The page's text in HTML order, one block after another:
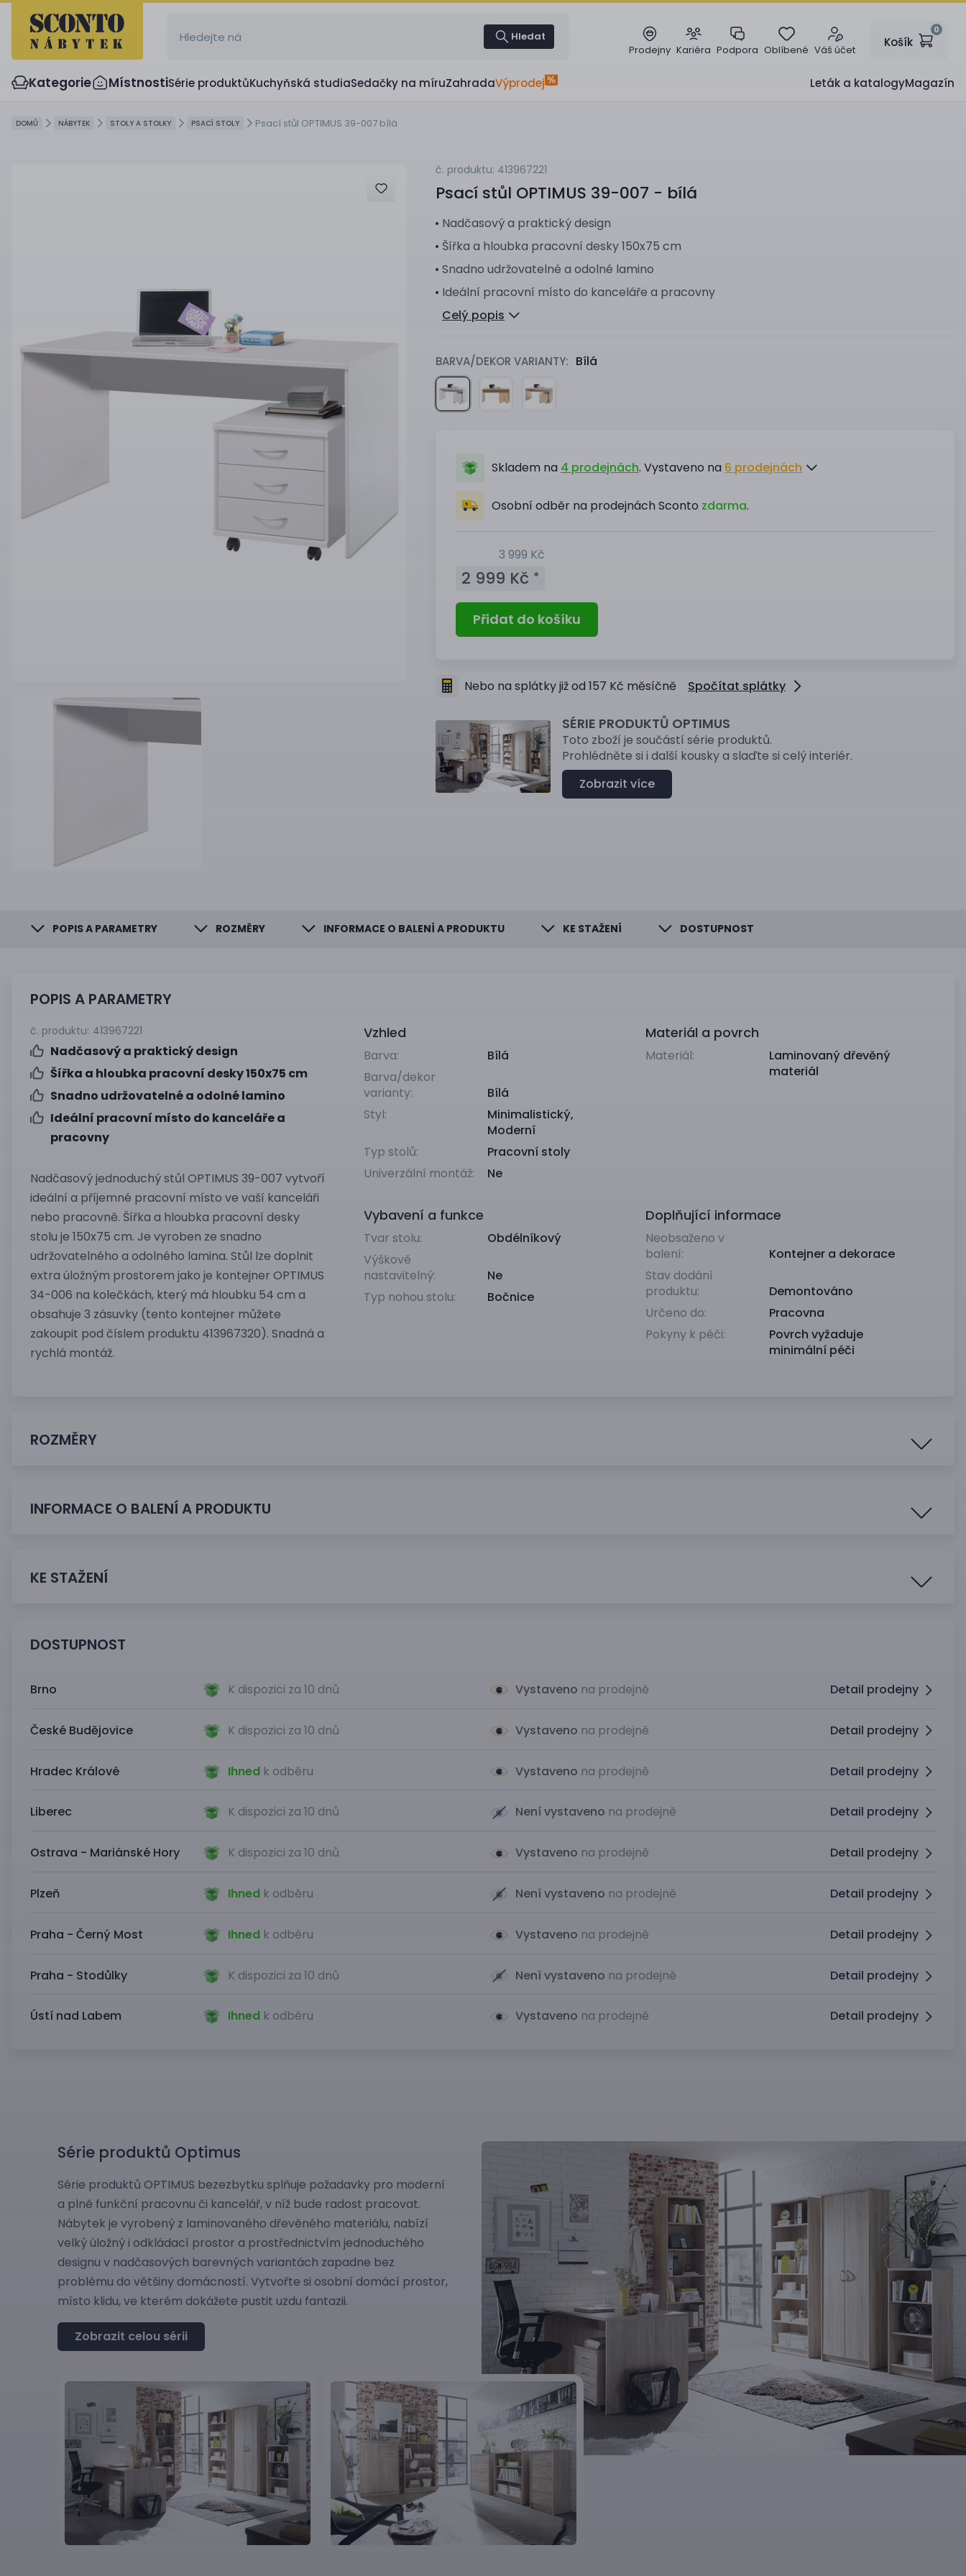
Hledat
Prodejny Kariéra Podpora Oblíbené Váš účet
Košík
0
Kategorie MístnostiSérie produktůKuchyňská studiaSedačky na míruZahradaVýprodej Leták a katalogyMagazín
DOMŮ NÁBYTEK STOLY A STOLKY PSACÍ STOLY Psací stůl OPTIMUS 39-007 bílá
č. produktu: 413967221
Psací stůl OPTIMUS 39-007 - bílá
Nadčasový a praktický design
Šířka a hloubka pracovní desky 150x75 cm
Snadno udržovatelné a odolné lamino
Ideální pracovní místo do kanceláře a pracovny
Celý popis
BARVA/DEKOR VARIANTY: Bílá
Skladem na 4 prodejnách. Vystaveno na 6 prodejnách
Osobní odběr na prodejnách Sconto zdarma.
3 999 Kč
2 999 Kč *
Přidat do košíku
Nebo na splátky již od 157 Kč měsíčně Spočítat splátky
SÉRIE PRODUKTŮ OPTIMUS
Toto zboží je součástí série produktů.
Prohlédněte si i další kousky a slaďte si celý interiér.
Zobrazit více
POPIS A PARAMETRY ROZMĚRY INFORMACE O BALENÍ A PRODUKTU KE STAŽENÍ DOSTUPNOST
POPIS A PARAMETRY
č. produktu: 413967221
Nadčasový a praktický design
Šířka a hloubka pracovní desky 150x75 cm
Snadno udržovatelné a odolné lamino
Ideální pracovní místo do kanceláře a
pracovny
Nadčasový jednoduchý stůl OPTIMUS 39-007 vytvoří
ideální a příjemné pracovní místo ve vaší kanceláři
nebo pracovně. Šířka a hloubka pracovní desky
stolu je 150x75 cm. Je vyroben ze snadno
udržovatelného a odolného lamina. Stůl lze doplnit
extra úložným prostorem jako je kontejner OPTIMUS
34-006 na kolečkách, který má hloubku 54 cm a
obsahuje 3 zásuvky (tento kontejner můžete
zakoupit pod číslem produktu 413967320). Snadná a
rychlá montáž.
Vzhled
Barva:
Bílá
Barva/dekor
varianty:
Bílá
Styl:
Minimalistický,
Moderní
Typ stolů:
Pracovní stoly
Univerzální montáž:
Ne
Materiál a povrch
Materiál:
Laminovaný dřevěný
materiál
Vybavení a funkce
Tvar stolu:
Obdélníkový
Výškově
nastavitelný:
Ne
Typ nohou stolu:
Bočnice
Doplňující informace
Neobsaženo v
balení:
Kontejner a dekorace
Stav dodání
produktu:
Demontováno
Určeno do:
Pracovna
Pokyny k péči:
Povrch vyžaduje
minimální péči
ROZMĚRY
INFORMACE O BALENÍ A PRODUKTU
KE STAŽENÍ
DOSTUPNOST
Brno K dispozici za 10 dnů Vystaveno na prodejně Detail prodejny
České Budějovice K dispozici za 10 dnů Vystaveno na prodejně Detail prodejny
Hradec Králové Ihned k odběru Vystaveno na prodejně Detail prodejny
Liberec K dispozici za 10 dnů Není vystaveno na prodejně Detail prodejny
Ostrava - Mariánské Hory K dispozici za 10 dnů Vystaveno na prodejně Detail prodejny
Plzeň Ihned k odběru Není vystaveno na prodejně Detail prodejny
Praha - Černý Most Ihned k odběru Vystaveno na prodejně Detail prodejny
Praha - Stodůlky K dispozici za 10 dnů Není vystaveno na prodejně Detail prodejny
Ústí nad Labem Ihned k odběru Vystaveno na prodejně Detail prodejny
Série produktů Optimus
Série produktů OPTIMUS bezezbytku splňuje požadavky pro moderní
a plně funkční pracovnu či kancelář, v níž bude radost pracovat.
Nábytek je vyrobený z laminovaného dřevěného materiálu, nabízí
velký úložný i odkládací prostor a prostřednictvím jednoduchého
designu v nadčasových barevných variantách zapadne bez
problému do většiny domácností. Vytvořte si osobní domácí prostor,
místo klidu, ve kterém dokážete pustit uzdu fantazii.
Zobrazit celou sérii